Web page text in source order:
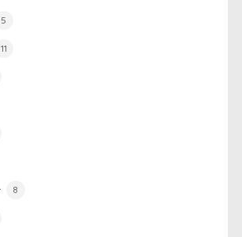
5
11
8